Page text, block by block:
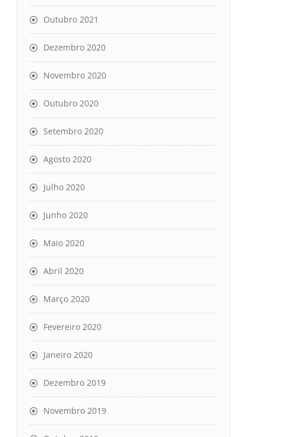
Outubro 2021
Dezembro 2020
Novembro 2020
Outubro 2020
Setembro 2020
Agosto 2020
Julho 2020
Junho 2020
Maio 2020
Abril 2020
Março 2020
Fevereiro 2020
Janeiro 2020
Dezembro 2019
Novembro 2019